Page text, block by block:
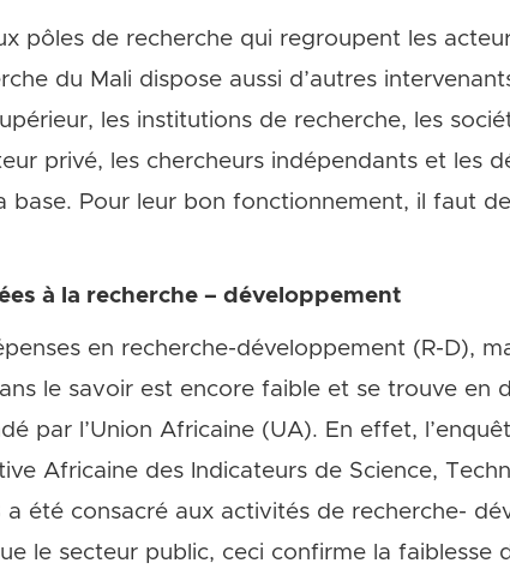
pôles de recherche qui regroupent les
du Mali dispose aussi d’autres
les institutions de recherche, les
privé, les chercheurs indépendants et les
base. Pour leur bon fonctionnement, il faut
à la recherche – développement
en recherche-développement (R-D),
le savoir est encore faible et se trouve en
par l’Union Africaine (UA). En effet,
Africaine des Indicateurs de Science,
a été consacré aux activités de recherche-
le secteur public, ceci confirme la faiblesse